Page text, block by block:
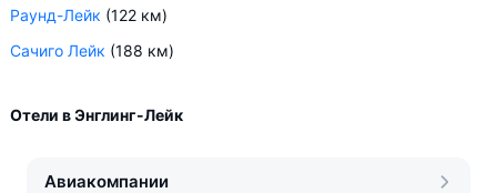
Раунд-Лейк (122 км)
Сачиго Лейк (188 км)
Отели в Энглинг-Лейк
Авиакомпании